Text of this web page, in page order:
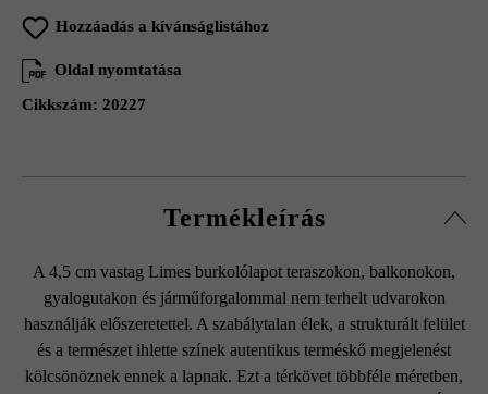
Hozzáadás a kívánságlistához
Oldal nyomtatása
Cikkszám: 20227
Termékleírás
A 4,5 cm vastag Limes burkolólapot teraszokon, balkonokon,
gyalogutakon és járműforgalommal nem terhelt udvarokon
használják előszeretettel. A szabálytalan élek, a strukturált felület
és a természet ihlette színek autentikus terméskő megjelenést
kölcsönöznek ennek a lapnak. Ezt a térkövet többféle méretben,